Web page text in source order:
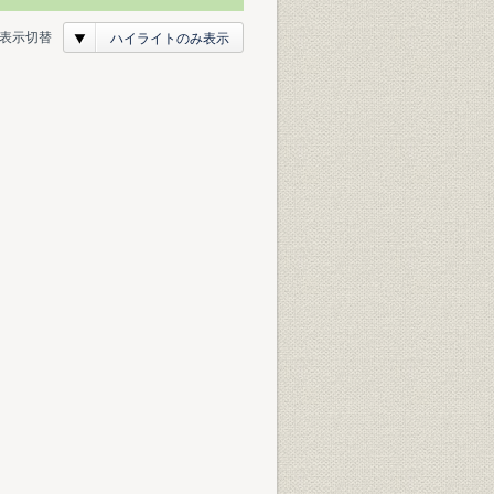
表示切替 ハイライトのみ表示